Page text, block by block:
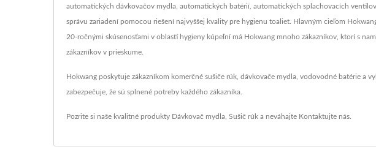
automatických dávkovačov mydla, automatických batérií, automatických splachovacích
správu zariadení pomocou riešení najvyššej kvality pre hygienu toaliet. Hlavným cieľom
20-ročnými skúsenosťami v oblasti hygieny kúpeľní má Hokwang mnoho zákazníkov, ktorí s
zákazníkov v prieskume.
Hokwang poskytuje zákazníkom komerčné sušiče rúk, dávkovače mydla, vodovodné batérie
zabezpečuje, že sú splnené potreby každého zákazníka.
Pozrite si naše kvalitné produkty Dávkovač mydla Sušič rúk a neváhajte Kontaktujte nás